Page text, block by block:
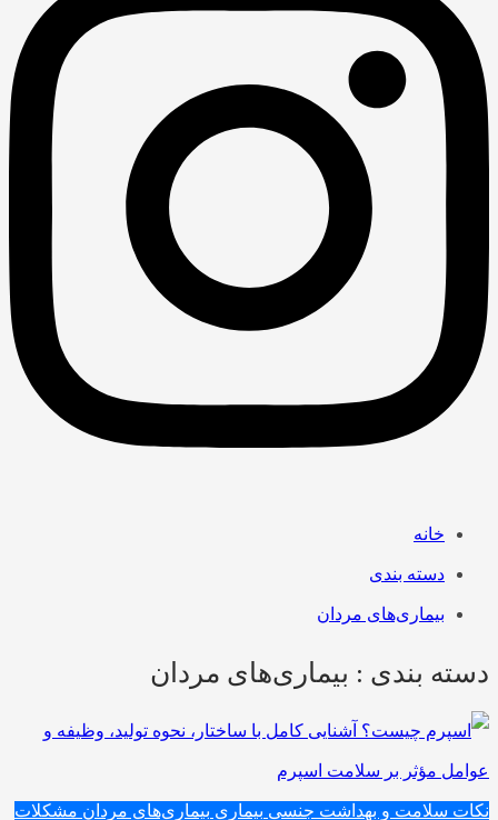
خانه
دسته بندی
بیماری‌های مردان
دسته بندی : بیماری‌های مردان
نکات سلامت و بهداشت جنسی بیماری بیماری‌های مردان مشکلات